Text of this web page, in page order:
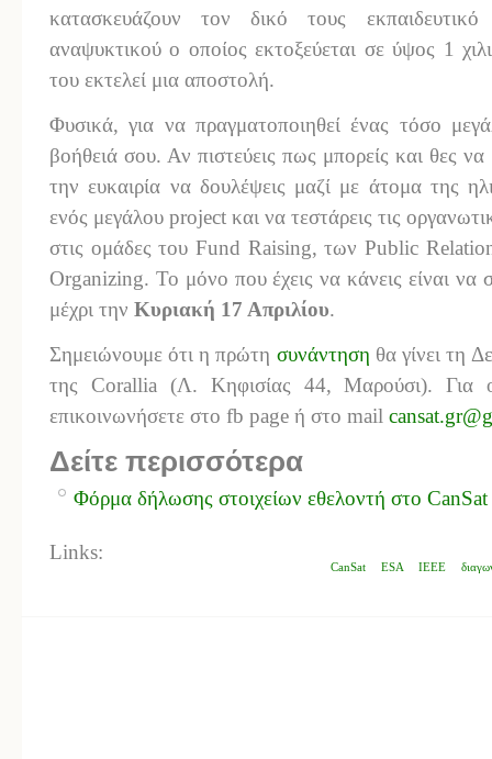
κατασκευάζουν τον δικό τους
αναψυκτικού ο οποίος εκτοξεύεται σε ύψος 1
του εκτελεί μια αποστολή.
Φυσικά, για να πραγματοποιηθεί ένας τόσο
βοήθειά σου. Αν πιστεύεις πως μπορείς και θες
την ευκαιρία να δουλέψεις μαζί με άτομα της
ενός μεγάλου project και να τεστάρεις τις
στις ομάδες του Fund Raising, των Public
Organizing. Το μόνο που έχεις να κάνεις είναι
μέχρι την Κυριακή 17 Απριλίου.
Σημειώνουμε ότι η πρώτη συνάντηση θα γίνει τη
της Corallia (Λ. Κηφισίας 44, Μαρούσι). Για
επικοινωνήσετε στο fb page ή στο mail
Δείτε περισσότερα
Φόρμα δήλωσης στοιχείων εθελοντή στο CanSat
CanSat ESA IEEE
Links: